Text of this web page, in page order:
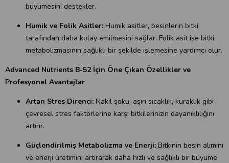
büyümesini destekler.
Humik ve Folik Asitler: Humik asitler, besinlerin bitki
tarafından daha kolay emilmesini sağlar. Folik asit ise bitki
metabolizmasının sağlıklı bir şekilde işlemesine yardımcı olur.
Advanced Nutrients B-52 İçin Öne Çıkan Özellikler ve
Profesyonel Avantajlar
Artan Stres Direnci: Nakil şoku, aşırı sıcaklık, kuraklık gibi
çevresel stres faktörlerine karşı bitkilerinizin dayanıklılığını
artırır.
Güçlendirilmiş Metabolizma ve Enerji: Bitkinin besin alımını
ve enerji üretimini artırarak daha hızlı ve sağlıklı bir büyüme